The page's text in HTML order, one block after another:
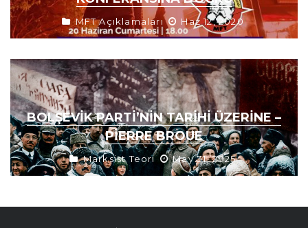
MFT Açıklamaları Haz 12, 2020
BOLŞEVIK PARTI’NIN TARIHI ÜZERINE –
PIERRE BROUE
Marksist Teori May 31, 2025